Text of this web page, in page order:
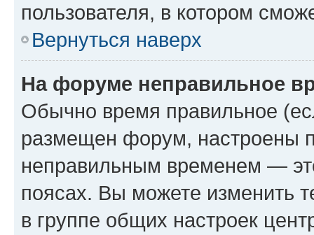
пользователя, в котором
Вернуться наверх
На форуме неправильное
Обычно время правильное
размещен форум, настроены
неправильным временем —
поясах. Вы можете изменить
в группе общих настроек